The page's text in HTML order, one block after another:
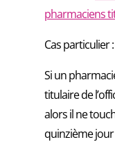
pharmaciens
Cas particulier :
Si un
titulaire de
alors il ne
quinzième jour